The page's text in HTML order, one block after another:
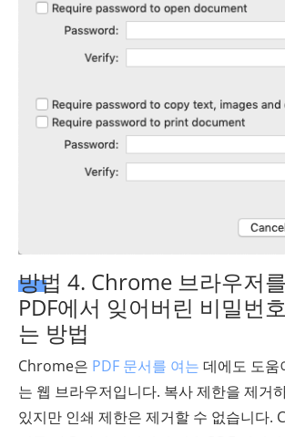
방법 4. Chrome 브라우저
PDF에서 잊어버린 비밀번
는 방법
Chrome은 PDF 문서를 여는 데에도 도움
는 웹 브라우저입니다. 복사 제한을 제거
있지만 인쇄 제한은 제거할 수 없습니다.